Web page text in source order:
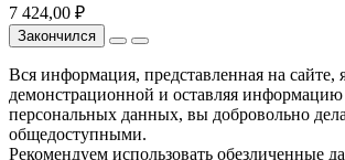
7 424,00 ₽
Закончился
Вся информация, представленная на сайте,
демонстрационной и оставляя
персональных данных, вы добровольно
общедоступными.
Рекомендуем использовать обезличенные